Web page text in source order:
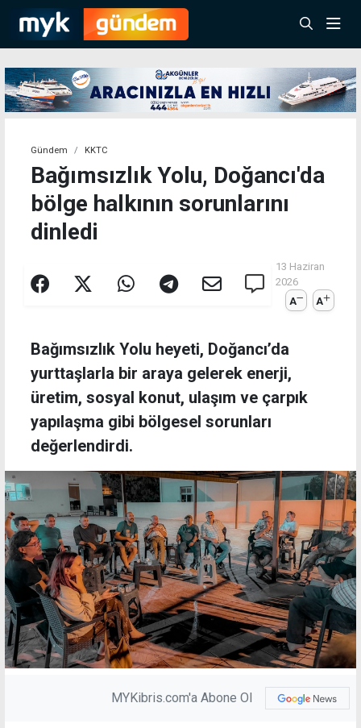
Gündem KKTC
Bağımsızlık Yolu, Doğancı'da
bölge halkının sorunlarını
dinledi
13 Haziran
2026
A
A
Bağımsızlık Yolu heyeti, Doğancı’da
yurttaşlarla bir araya gelerek enerji,
üretim, sosyal konut, ulaşım ve çarpık
yapılaşma gibi bölgesel sorunları
değerlendirdi.
MYKibris.com'a Abone Ol